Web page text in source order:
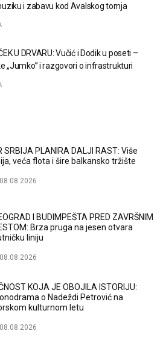
i zabavu kod Avalskog tornja
U DRVARU: Vučić i Dodik u poseti –
„Jumko” i razgovori o infrastrukturi
SRBIJA PLANIRA DALJI RAST: Više
veća flota i šire balkansko tržište
08.08.2026
I BUDIMPEŠTA PRED ZAVRŠNIM
Brza pruga na jesen otvara
liniju
08.08.2026
KOJA JE OBOJILA ISTORIJU:
o Nadeždi Petrović na
kulturnom letu
08.08.2026